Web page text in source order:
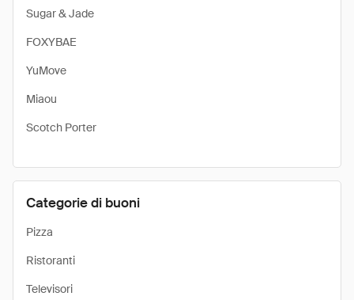
Sugar & Jade
FOXYBAE
YuMove
Miaou
Scotch Porter
Categorie di buoni
Pizza
Ristoranti
Televisori